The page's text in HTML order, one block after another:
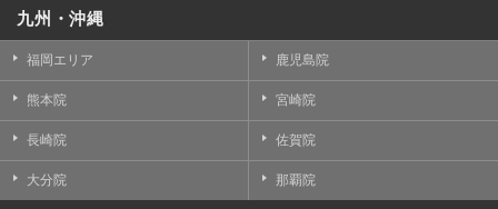
九州・沖縄
福岡エリア 鹿児島院
熊本院 宮崎院
長崎院 佐賀院
大分院 那覇院